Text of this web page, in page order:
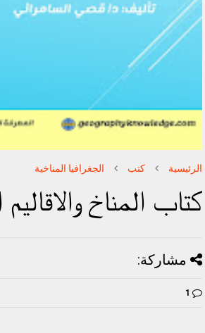
الرئيسية كتب الجغرافيا المناخية
كتاب المناخ والاقاليم
مشاركة: